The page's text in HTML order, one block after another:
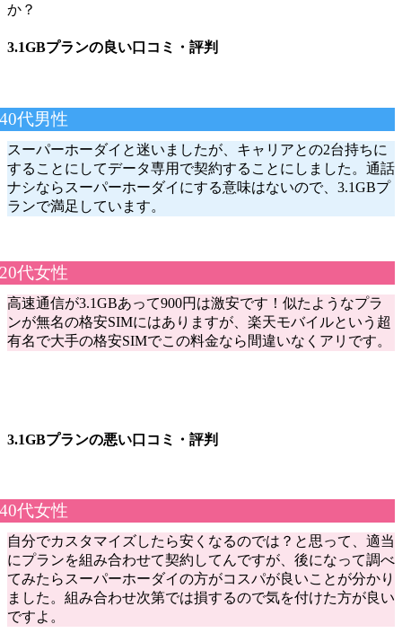
か？
3.1GBプランの良い口コミ・評判
40代男性
スーパーホーダイと迷いましたが、キャリアとの2台持ちに
することにしてデータ専用で契約することにしました。通話
ナシならスーパーホーダイにする意味はないので、3.1GBプ
ランで満足しています。
20代女性
高速通信が3.1GBあって900円は激安です！似たようなプラ
ンが無名の格安SIMにはありますが、楽天モバイルという超
有名で大手の格安SIMでこの料金なら間違いなくアリです。
3.1GBプランの悪い口コミ・評判
40代女性
自分でカスタマイズしたら安くなるのでは？と思って、適当
にプランを組み合わせて契約してんですが、後になって調べ
てみたらスーパーホーダイの方がコスパが良いことが分かり
ました。組み合わせ次第では損するので気を付けた方が良い
ですよ。